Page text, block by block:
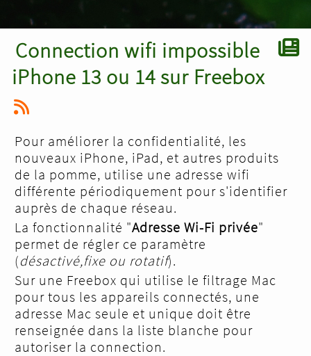
Connection wifi impossible
iPhone 13 ou 14 sur Freebox
Pour améliorer la confidentialité, les
nouveaux iPhone, iPad, et autres produits
de la pomme, utilise une adresse wifi
différente périodiquement pour s'identifier
auprès de chaque réseau.
La fonctionnalité "Adresse Wi-Fi privée"
permet de régler ce paramètre
(désactivé,fixe ou rotatif).
Sur une Freebox qui utilise le filtrage Mac
pour tous les appareils connectés, une
adresse Mac seule et unique doit être
renseignée dans la liste blanche pour
autoriser la connection.